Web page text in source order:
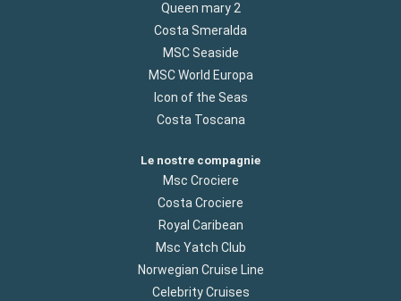
Queen mary 2
Costa Smeralda
MSC Seaside
MSC World Europa
Icon of the Seas
Costa Toscana
Le nostre compagnie
Msc Crociere
Costa Crociere
Royal Caribean
Msc Yatch Club
Norwegian Cruise Line
Celebrity Cruises